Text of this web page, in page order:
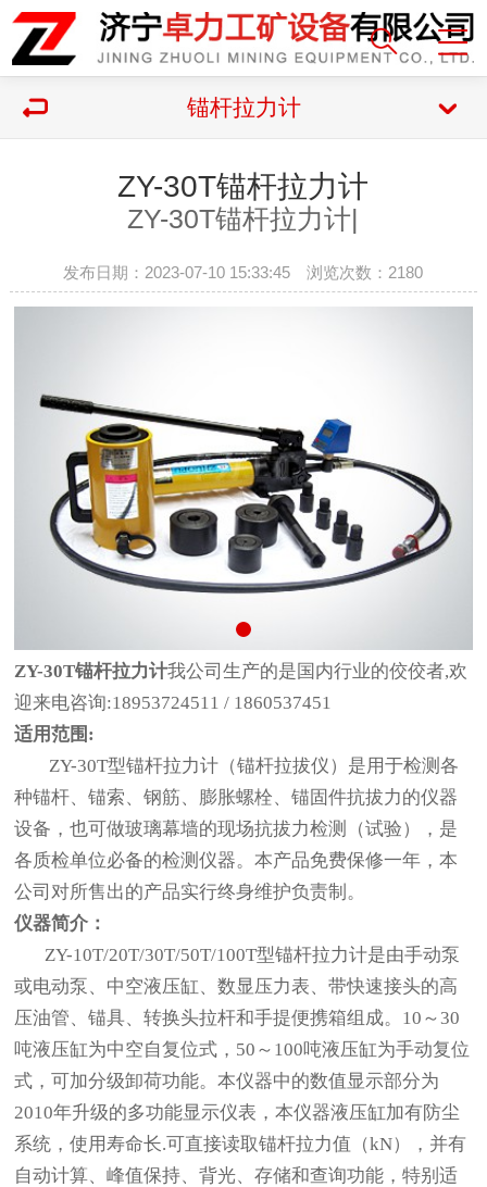
锚杆拉力计
ZY-30T锚杆拉力计
ZY-30T锚杆拉力计|
发布日期：2023-07-10 15:33:45 浏览次数： 2180
ZY-30T锚杆拉力计我公司生产的是国内行业的佼佼者,欢
迎来电咨询:18953724511 / 1860537451
适用范围:
ZY-30T型锚杆拉力计（锚杆拉拔仪）是用于检测各
种锚杆、锚索、钢筋、膨胀螺栓、锚固件抗拔力的仪器
设备，也可做玻璃幕墙的现场抗拔力检测（试验），是
各质检单位必备的检测仪器。本产品免费保修一年，本
公司对所售出的产品实行终身维护负责制。
仪器简介：
ZY-10T/20T/30T/50T/100T型锚杆拉力计是由手动泵
或电动泵、中空液压缸、数显压力表、带快速接头的高
压油管、锚具、转换头拉杆和手提便携箱组成。10～30
吨液压缸为中空自复位式，50～100吨液压缸为手动复位
式，可加分级卸荷功能。本仪器中的数值显示部分为
2010年升级的多功能显示仪表，本仪器液压缸加有防尘
系统，使用寿命长.可直接读取锚杆拉力值（kN），并有
自动计算、峰值保持、背光、存储和查询功能，特别适